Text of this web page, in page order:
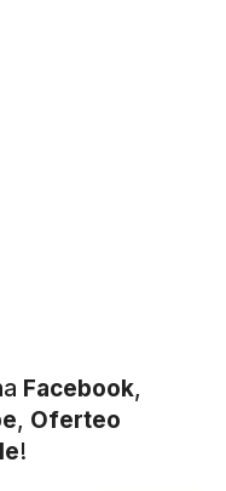
Facebook,
, Oferteo
!